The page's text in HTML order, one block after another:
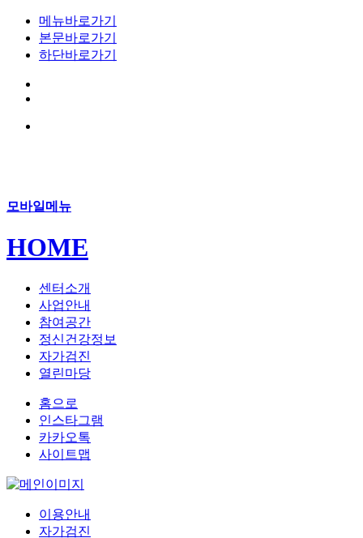
메뉴바로가기
본문바로가기
하단바로가기
모바일메뉴
HOME
센터소개
사업안내
참여공간
정신건강정보
자가검진
열린마당
홈으로
인스타그램
카카오톡
사이트맵
이용안내
자가검진